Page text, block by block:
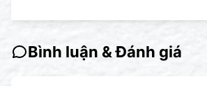
Bình luận & Đánh giá